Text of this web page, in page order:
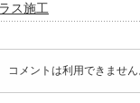
ス施工
コメントは利用できません